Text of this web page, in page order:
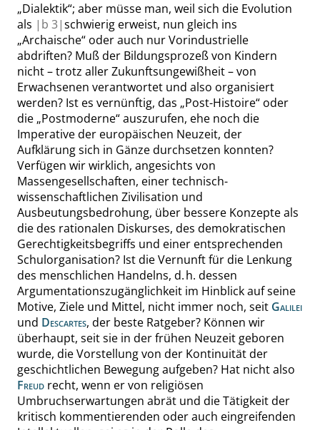
„Dialektik“; aber müsse man, weil sich die Evolution
als | b 3|schwierig erweist, nun gleich ins
„Archaische“ oder auch nur Vorindustrielle
abdriften? Muß der Bildungsprozeß von Kindern
nicht – trotz aller Zukunftsungewißheit – von
Erwachsenen verantwortet und also organisiert
werden? Ist es vernünftig, das „Post-Histoire“ oder
die „Postmoderne“auszurufen, ehe noch die
Imperative der europäischen Neuzeit, der
Aufklärung sich in Gänze durchsetzen konnten?
Verfügen wir wirklich, angesichts von
Massengesellschaften, einer technisch-
wissenschaftlichen Zivilisation und
Ausbeutungsbedrohung, über bessere Konzepte als
die des rationalen Diskurses, des demokratischen
Gerechtigkeitsbegriffs und einer entsprechenden
Schulorganisation? Ist die Vernunft für die Lenkung
des menschlichen Handelns, d. h. dessen
Argumentationszugänglichkeit im Hinblick auf seine
Motive, Ziele und Mittel, nicht immer noch, seit Galilei
und Descartes, der beste Ratgeber? Können wir
überhaupt, seit sie in der frühen Neuzeit geboren
wurde, die Vorstellung von der Kontinuität der
geschichtlichen Bewegung aufgeben? Hat nicht also
Freud recht, wenn er von religiösen
Umbruchserwartungen abrät und die Tätigkeit der
kritisch kommentierenden oder auch eingreifenden